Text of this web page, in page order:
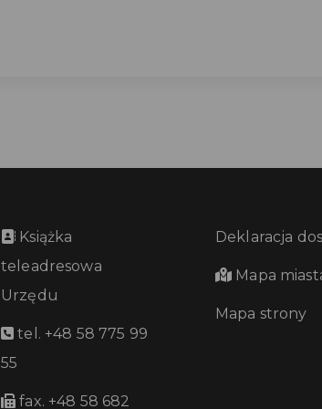
Książka
teleadresowa
Urzędu
tel. +48 58 775 99
55
fax. +48 58 682
Deklaracja
Mapa
Mapa strony